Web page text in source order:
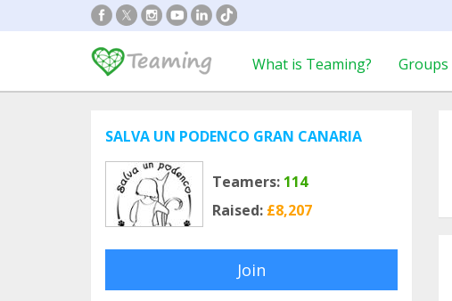
What is Teaming? Groups
SALVA UN PODENCO GRAN CANARIA
Teamers: 114
Raised: £8,207
Join